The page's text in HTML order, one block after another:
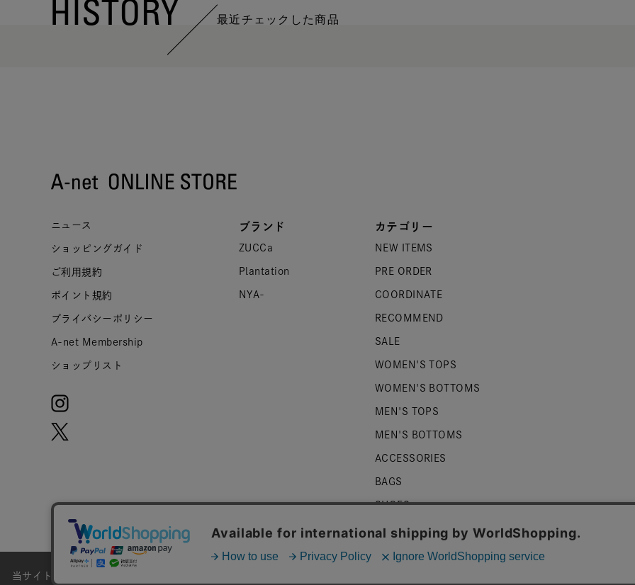
HISTORY 最近チェックした商品
ニュース
ショッピングガイド
ご利用規約
ポイント規約
プライバシーポリシー
A-net Membership
ショップリスト
ブランド
ZUCCa
Plantation
NYA-
カテゴリー
NEW ITEMS
PRE ORDER
COORDINATE
RECOMMEND
SALE
WOMEN'S TOPS
WOMEN'S BOTTOMS
MEN'S TOPS
MEN'S BOTTOMS
ACCESSORIES
BAGS
SHOES
ZUCCa LOGO
BASIC
当サイトではお客様のウェブサイト体験をより向上させる為にCookieを使用しております。詳細は